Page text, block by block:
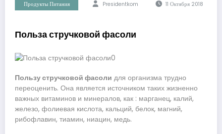
Продукты Питания Presidentkom 11 Октября 2018
Польза стручковой фасоли
Пользу стручковой фасоли для организма трудно
переоценить. Она является источником таких жизненно
важных витаминов и минералов, как : марганец, калий,
железо, фолиевая кислота, кальций, белок, магний,
рибофлавин, тиамин, ниацин, медь.